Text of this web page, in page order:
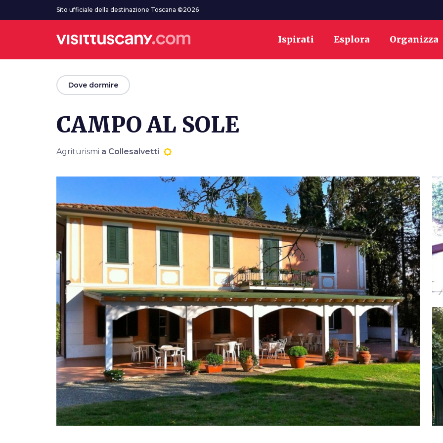
Vai al contenuto principaleSito ufficiale della destinazione Toscana ©2026
Ispirati Esplora Organizza
arrow_backDove dormire
CAMPO AL SOLE
Agriturismi a Collesalvetti